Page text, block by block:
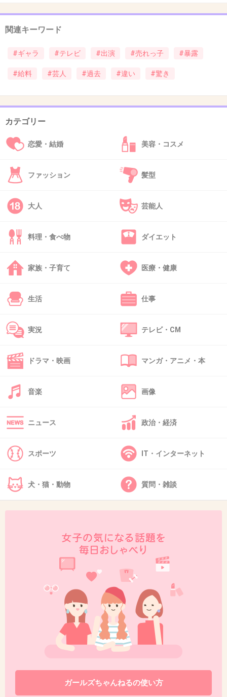
かなり苦労してるだろうし
+8
>>33
バカは借金する
38. 匿名
>>1
嫌なら出るな こっちも観たくない
+15
39. 匿名
カカロニなんかM1の決勝行ってないじゃん
R1優勝者で売れっ子なんてせいぜいコシショウくらい
40. 匿名 2026/06/03(水) 15:41:32
優勝歴あっても需要がないとね
41. 匿名
確かに
全然売れなかった竹内涼真の妹すら、インスタ
案件1つで30万もらえるって言ってたと
実績を看板にしてきっと何かしら案件もらって
食い繋いでいくんじゃないかと思う
男性だとゲーム広告とかタバコとか通販とか結
+17
2026/06/03(水) 15:42:40
じゃもっと売れろって言い返されるだけ
+7 -0
関連キーワード
#ギャラ #テレビ #出演 #売れっ子 #暴露
#給料 #芸人 #過去 #違い #驚き
カテゴリー
恋愛・結婚 美容・コスメ
ファッション 髪型
大人 芸能人
料理・食べ物 ダイエット
家族・子育て 医療・健康
生活 仕事
実況 テレビ・CM
ドラマ・映画 マンガ・アニメ・本
音楽 画像
ニュース 政治・経済
スポーツ IT・インターネット
犬・猫・動物 質問・雑談
ガールズちゃんねるの使い方